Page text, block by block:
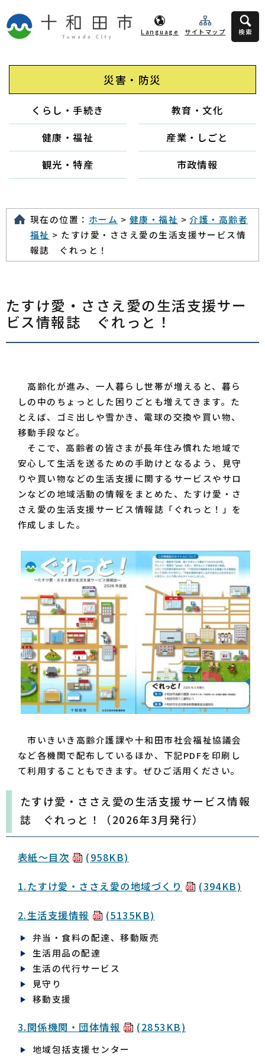
Language サイトマップ 検索
災害・防災
くらし・手続き
教育・文化
健康・福祉
産業・しごと
観光・特産
市政情報
現在の位置： ホーム > 健康・福祉 >介護・高齢者
福祉 > たすけ愛・ささえ愛の生活支援サービス情
報誌 ぐれっと！
たすけ愛・ささえ愛の生活支援サー
ビス情報誌 ぐれっと！
高齢化が進み、一人暮らし世帯が増えると、暮ら
しの中のちょっとした困りごとも増えてきます。た
とえば、ゴミ出しや雪かき、電球の交換や買い物、
移動手段など。
そこで、高齢者の皆さまが長年住み慣れた地域で
安心して生活を送るための手助けとなるよう、見守
りや買い物などの生活支援に関するサービスやサロ
ンなどの地域活動の情報をまとめた、たすけ愛・さ
さえ愛の生活支援サービス情報誌「ぐれっと！」を
作成しました。
市いきいき高齢介護課や十和田市社会福祉協議会
など各機関で配布しているほか、下記PDFを印刷し
て利用することもできます。ぜひご活用ください。
たすけ愛・ささえ愛の生活支援サービス情報
誌 ぐれっと！（2026年3月発行）
表紙〜目次 (958KB)
1.たすけ愛・ささえ愛の地域づくり (394KB)
2.生活支援情報 (5135KB)
弁当・食料の配達、移動販売
生活用品の配達
生活の代行サービス
見守り
移動支援
3.関係機関・団体情報 (2853KB)
地域包括支援センター